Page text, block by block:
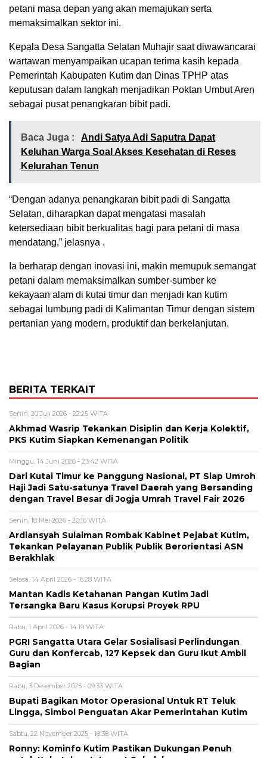
petani masa depan yang akan memajukan serta
memaksimalkan sektor ini.
Kepala Desa Sangatta Selatan Muhajir saat diwawancarai
wartawan menyampaikan ucapan terima kasih kepada
Pemerintah Kabupaten Kutim dan Dinas TPHP atas
keputusan dalam langkah menjadikan Poktan Umbut Aren
sebagai pusat penangkaran bibit padi.
Baca Juga :
Andi Satya Adi Saputra Dapat
Keluhan Warga Soal Akses Kesehatan di Reses
Kelurahan Tenun
“Dengan adanya penangkaran bibit padi di Sangatta
Selatan, diharapkan dapat mengatasi masalah
ketersediaan bibit berkualitas bagi para petani di masa
mendatang,” jelasnya .
Ia berharap dengan inovasi ini, makin memupuk semangat
petani dalam memaksimalkan sumber-sumber ke
kekayaan alam di kutai timur dan menjadi kan kutim
sebagai lumbung padi di Kalimantan Timur dengan sistem
pertanian yang modern, produktif dan berkelanjutan.
BERITA TERKAIT
Senin, 20 Juli 2026 - 22:25 WITA
Akhmad Wasrip Tekankan Disiplin dan Kerja Kolektif,
PKS Kutim Siapkan Kemenangan Politik
Minggu, 14 Juni 2026 - 23:42 WITA
Dari Kutai Timur ke Panggung Nasional, PT Siap Umroh
Haji Jadi Satu-satunya Travel Daerah yang Bersanding
dengan Travel Besar di Jogja Umrah Travel Fair 2026
Senin, 18 Mei 2026 - 20:16 WITA
Ardiansyah Sulaiman Rombak Kabinet Pejabat Kutim,
Tekankan Pelayanan Publik Publik Berorientasi ASN
Berakhlak
Selasa, 14 April 2026 - 16:28 WITA
Mantan Kadis Ketahanan Pangan Kutim Jadi
Tersangka Baru Kasus Korupsi Proyek RPU
Rabu, 1 April 2026 - 14:19 WITA
PGRI Sangatta Utara Gelar Sosialisasi Perlindungan
Guru dan Konfercab, 127 Kepsek dan Guru Ikut Ambil
Bagian
Rabu, 3 Desember 2025 - 09:33 WITA
Bupati Bagikan Motor Operasional Untuk RT Teluk
Lingga, Simbol Penguatan Akar Pemerintahan Kutim
Sabtu, 22 November 2025 - 18:38 WITA
Ronny: Kominfo Kutim Pastikan Dukungan Penuh